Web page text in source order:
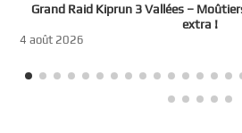
Grand Raid Kiprun 3 Vallées –
extra !
4 août 2026